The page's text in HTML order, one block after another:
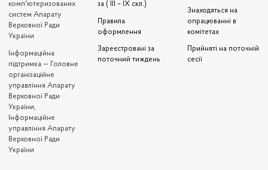
комп'ютеризованих
систем Апарату
Верховної Ради
України
Iнформаційна
підтримка — Головне
організаційне
управління Апарату
Верховної Ради
України,
Інформаційне
управління Апарату
Верховної Ради
України
за ( III – IX скл.)
Правила
оформлення
Зареєстровані за
поточний тиждень
Знаходяться на
опрацюванні в
комітетах
Прийняті на поточній
сесії